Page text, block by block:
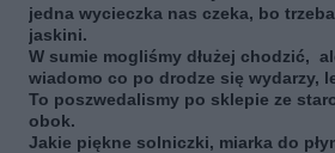
jedna wycieczka nas czeka, bo
jaskini.
W sumie mogliśmy dłużej chodzić,
wiadomo co po drodze się wydarzy,
To poszwedalismy po sklepie ze
obok.
Jakie piękne solniczki, miarka do